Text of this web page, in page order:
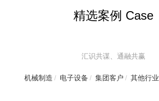
精选案例 Case
汇识共谋、通融共赢
机械制造 / 电子设备 / 集团客户 / 其他行业